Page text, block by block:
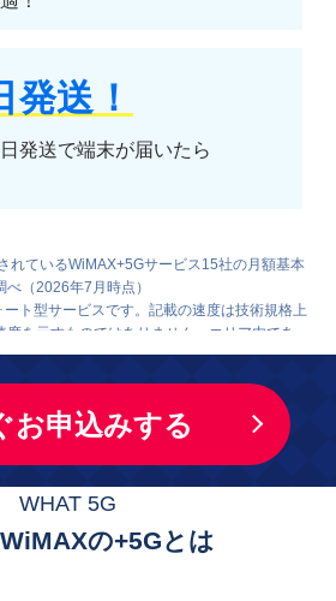
発送！
発送で端末が届いたら
れているWiMAX+5Gサービス15社の月額基本
（2026年7月時点）
ト型サービスです。記載の速度は技術規格上
を示すものではありません。エリア内であっ
、回線の状況等により大幅に低下する場合があ
性があります。
通信のご利用があった場合、混雑する時間帯
があります。
受付分となります。日曜・祝日は発送を行っ
日発送ご希望の場合はお電話にてご確認お願い
お申込みする
WHAT 5G
の+5Gとは